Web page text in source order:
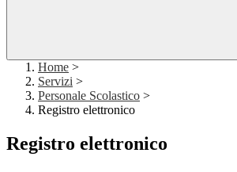
Home >
Servizi >
Personale Scolastico >
Registro elettronico
Registro elettronico